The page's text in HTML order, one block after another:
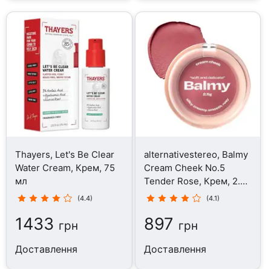
Thayers, Let's Be Clear
Water Cream, Крем, 75
мл
(4.4)
1433 грн
Доставлення
alternativestereo, Balmy
Cream Cheek No.5
Tender Rose, Крем, 2.5
г
(4.1)
897 грн
Доставлення